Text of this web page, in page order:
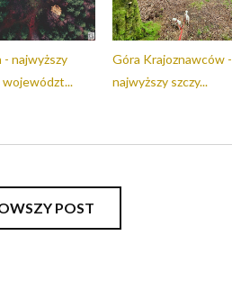
- najwyższy
województ...
Góra Krajoznawców -
najwyższy szczy...
POST